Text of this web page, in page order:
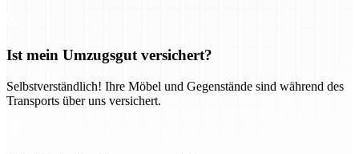
Ist mein Umzugsgut versichert?
Selbstverständlich! Ihre Möbel und Gegenstände sind während des
Transports über uns versichert.